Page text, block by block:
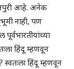
अपुरी आहे. अनेक
नाही, पण
हिंदू म्हणवून
स्वतःला हिंदू म्हणवून